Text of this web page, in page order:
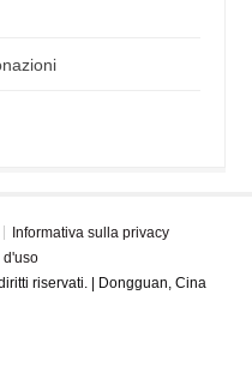
Informativa sulla privacy
d'uso
riservati. | Dongguan, Cina